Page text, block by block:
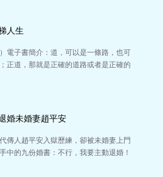
人生
電子書簡介：道，可以是一條路，也可
正道，那就是正確的道路或者是正確的
婚未婚妻趙平安
傳人趙平安入獄歷練，卻被未婚妻上門
中的九份婚書：不行，我要主動退婚！